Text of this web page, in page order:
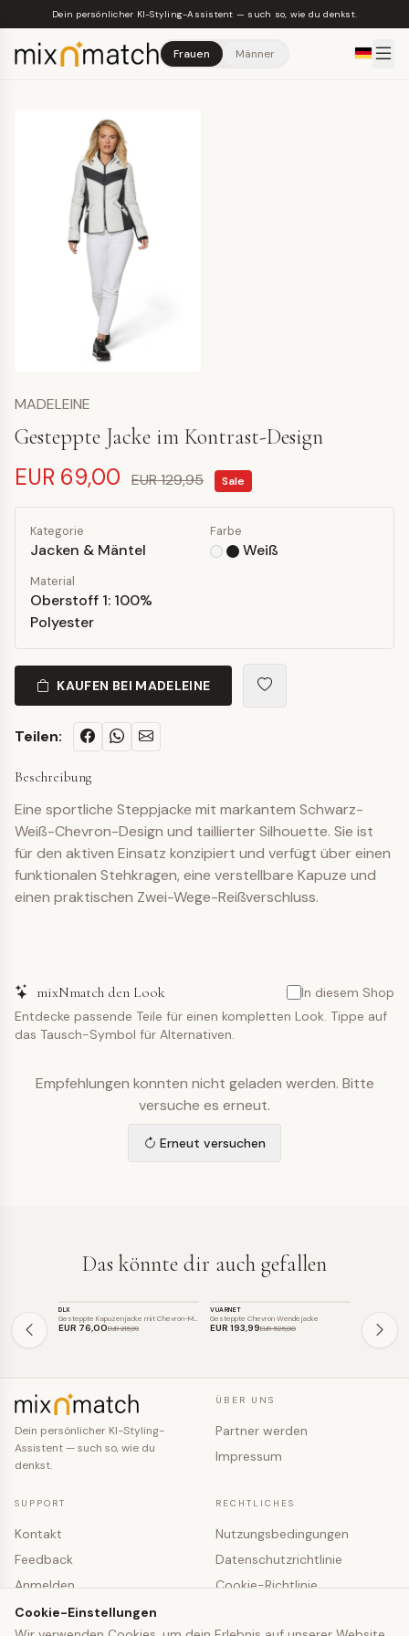
Skip to main content
Dein persönlicher KI-Styling-Assistent — such so, wie du denkst.
Frauen Männer
MADELEINE
Gesteppte Jacke im Kontrast-Design
EUR 69,00 EUR 129,95 Sale
Kategorie
Jacken & Mäntel
Farbe
Weiß
Material
Oberstoff 1: 100%
Polyester
KAUFEN BEI MADELEINE
Teilen:
Beschreibung
Eine sportliche Steppjacke mit markantem Schwarz-
Weiß-Chevron-Design und taillierter Silhouette. Sie ist
für den aktiven Einsatz konzipiert und verfügt über einen
funktionalen Stehkragen, eine verstellbare Kapuze und
einen praktischen Zwei-Wege-Reißverschluss.
mixNmatch den Look
In diesem Shop
Entdecke passende Teile für einen kompletten Look. Tippe auf
das Tausch-Symbol für Alternativen.
Empfehlungen konnten nicht geladen werden. Bitte
versuche es erneut.
Erneut versuchen
Das könnte dir auch gefallen
SALE
DLX
Gesteppte Kapuzenjacke mit Chevron-Must…
EUR 76,00EUR 215,99
SALE
VUARNET
Gesteppte Chevron Wendejacke
EUR 193,99EUR 525,00
SALE
EUR 79
Dein persönlicher KI-Styling-
Assistent — such so, wie du
denkst.
ÜBER UNS
Partner werden
Impressum
SUPPORT
Kontakt
Feedback
Anmelden
Registrieren
RECHTLICHES
Nutzungsbedingungen
Datenschutzrichtlinie
Cookie-Richtlinie
Cookie-Einstellungen